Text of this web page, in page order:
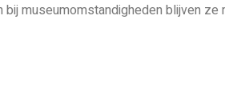
museumomstandigheden blijven ze